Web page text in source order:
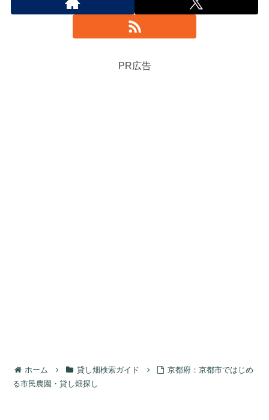
PR広告
ホーム 貸し畑検索ガイド
京都府：京都市ではじめ
る市民農園・貸し畑探し